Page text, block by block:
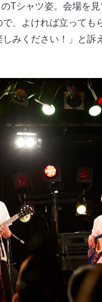
Tシャツ姿。会場を
、よければ立っても
みください！」と訴